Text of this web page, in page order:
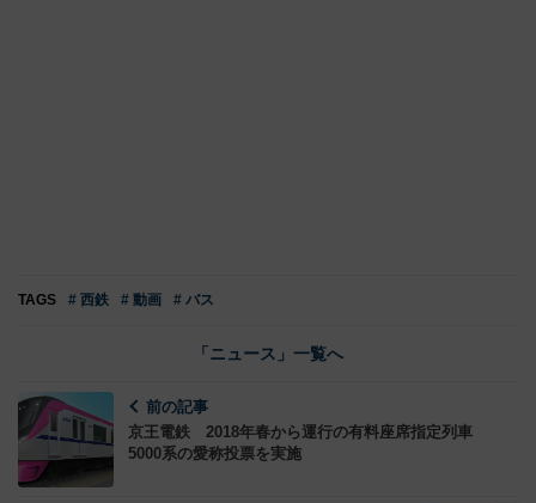
TAGS # 西鉄 # 動画 # バス
「ニュース」一覧へ
前の記事
京王電鉄 2018年春から運行の有料座席指定列車
5000系の愛称投票を実施